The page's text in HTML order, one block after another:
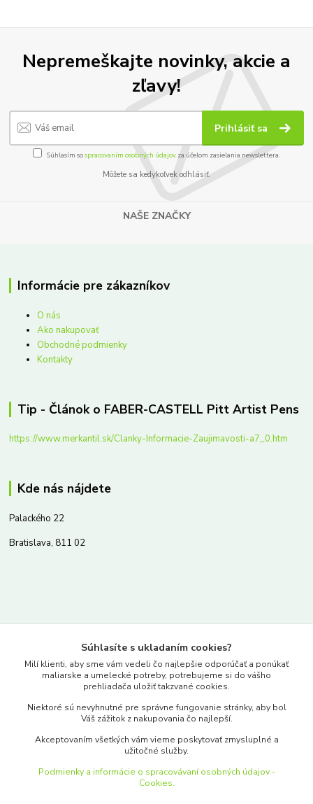
Nepremeškajte novinky, akcie a
zľavy!
Prihlásiť sa
Súhlasím sospracovaním osobných údajov za účelom zasielania newslettera.
Môžete sa kedykoľvek odhlásiť.
NAŠE ZNAČKY
Informácie pre zákazníkov
O nás
Ako nakupovať
Obchodné podmienky
Kontakty
Tip - Článok o FABER-CASTELL Pitt Artist Pens
https://www.merkantil.sk/Clanky-Informacie-Zaujimavosti-a7_0.htm
Kde nás nájdete
Palackého 22
Bratislava, 811 02
www.merkantil.sk
Pondelok-Piatok: 9.00-17.00hod.
objednavky@merkantil-obchod.sk
Súhlasíte s ukladaním cookies?
Milí klienti, aby sme vám vedeli čo najlepšie odporúčať a ponúkať
maliarske a umelecké potreby, potrebujeme si do vášho
prehliadača uložiť takzvané cookies.
Niektoré sú nevyhnutné pre správne fungovanie stránky, aby bol
Váš zážitok z nakupovania čo najlepší.
Akceptovaním všetkých vám vieme poskytovať zmysluplné a
užitočné služby.
Podmienky a informácie o spracovávaní osobných údajov -
Cookies.